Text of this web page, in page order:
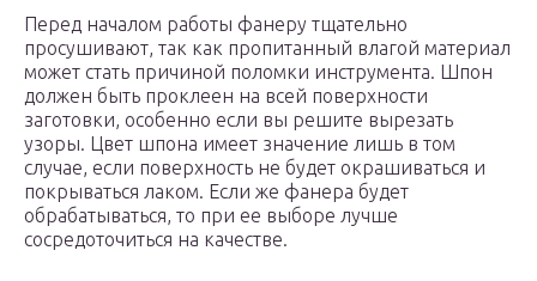
Перед началом работы фанеру тщательно
просушивают, так как пропитанный влагой материал
может стать причиной поломки инструмента. Шпон
должен быть проклеен на всей поверхности
заготовки, особенно если вы решите вырезать
узоры. Цвет шпона имеет значение лишь в том
случае, если поверхность не будет окрашиваться и
покрываться лаком. Если же фанера будет
обрабатываться, то при ее выборе лучше
сосредоточиться на качестве.